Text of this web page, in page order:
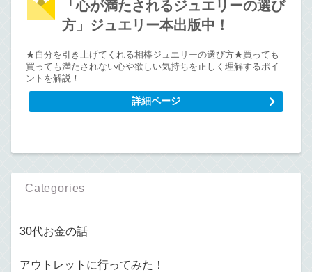
「心が満たされるジュエリーの選び
方」ジュエリー本出版中！
★自分を引き上げてくれる相棒ジュエリーの選び方★買っても
買っても満たされない心や欲しい気持ちを正しく理解するポイ
ントを解説！
詳細ページ
Categories
30代お金の話
アウトレットに行ってみた！